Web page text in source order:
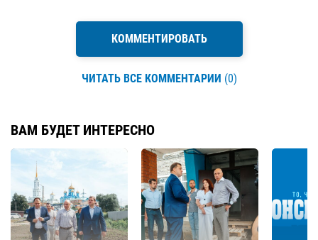
КОММЕНТИРОВАТЬ
ЧИТАТЬ ВСЕ КОММЕНТАРИИ (0)
ВАМ БУДЕТ ИНТЕРЕСНО